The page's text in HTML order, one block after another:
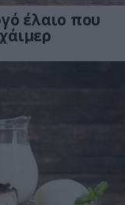
έλαιο που